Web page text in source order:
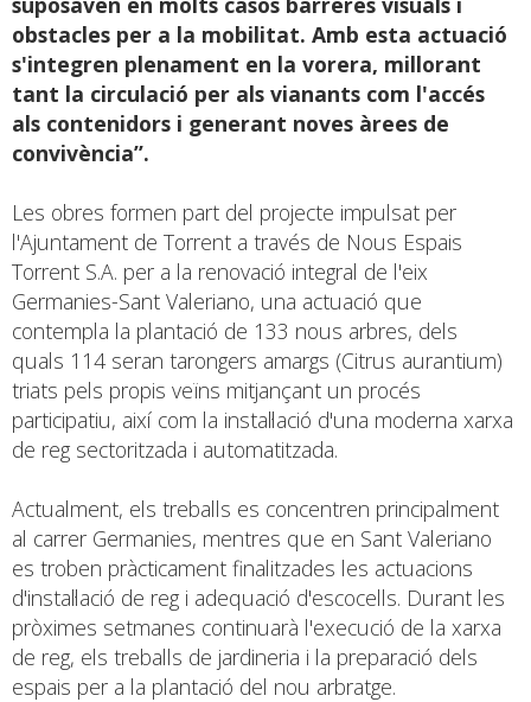
obstacles per a la mobilitat. Amb esta actuació
s'integren plenament en la vorera, millorant
tant la circulació per als vianants com l'accés
als contenidors i generant noves àrees de
convivència”.
Les obres formen part del projecte impulsat per
l'Ajuntament de Torrent a través de Nous Espais
Torrent S.A. per a la renovació integral de l'eix
Germanies-Sant Valeriano, una actuació que
contempla la plantació de 133 nous arbres, dels
quals 114 seran tarongers amargs (Citrus aurantium)
triats pels propis veïns mitjançant un procés
participatiu, així com la instal·lació d'una moderna xarxa
de reg sectoritzada i automatitzada.
Actualment, els treballs es concentren principalment
al carrer Germanies, mentres que en Sant Valeriano
es troben pràcticament finalitzades les actuacions
d'instal·lació de reg i adequació d'escocells. Durant les
pròximes setmanes continuarà l'execució de la xarxa
de reg, els treballs de jardineria i la preparació dels
espais per a la plantació del nou arbratge.